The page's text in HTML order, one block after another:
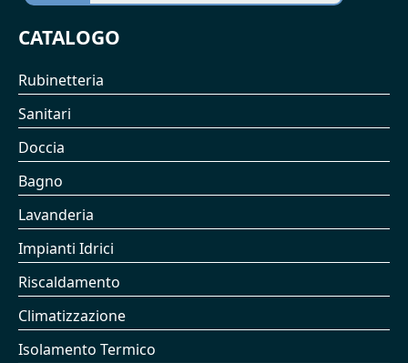
CATALOGO
Rubinetteria
Sanitari
Doccia
Bagno
Lavanderia
Impianti Idrici
Riscaldamento
Climatizzazione
Isolamento Termico